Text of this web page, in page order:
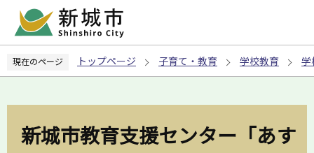
ペ
の
現在のページ トップページ 子育て・教育 学校教育 学
新城市教育支援センター「あす